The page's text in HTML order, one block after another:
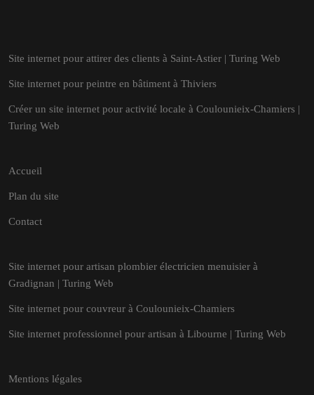
Site internet pour attirer des clients à Saint-Astier | Turing Web
Site internet pour peintre en bâtiment à Thiviers
Créer un site internet pour activité locale à Coulounieix-Chamiers |
Turing Web
Accueil
Plan du site
Contact
Site internet pour artisan plombier électricien menuisier à
Gradignan | Turing Web
Site internet pour couvreur à Coulounieix-Chamiers
Site internet professionnel pour artisan à Libourne | Turing Web
Mentions légales